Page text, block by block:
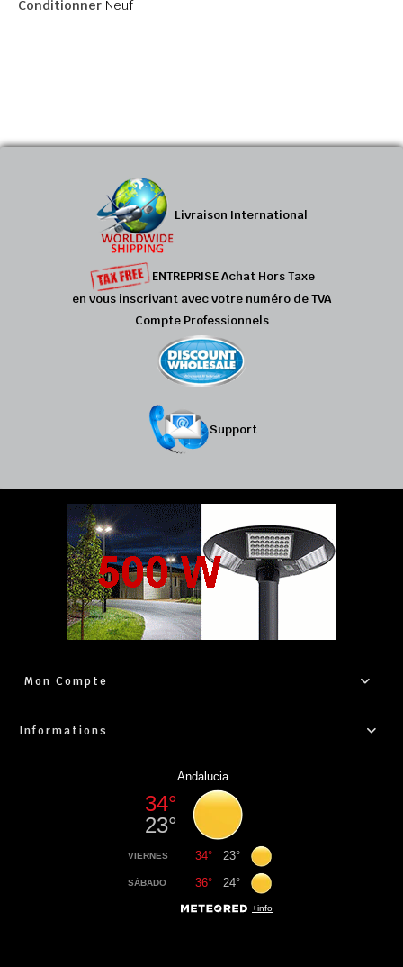
Conditionner Neuf
Livraison International
ENTREPRISE Achat Hors Taxe
en vous inscrivant avec votre numéro de TVA
Compte Professionnels
Support
Mon Compte
Informations